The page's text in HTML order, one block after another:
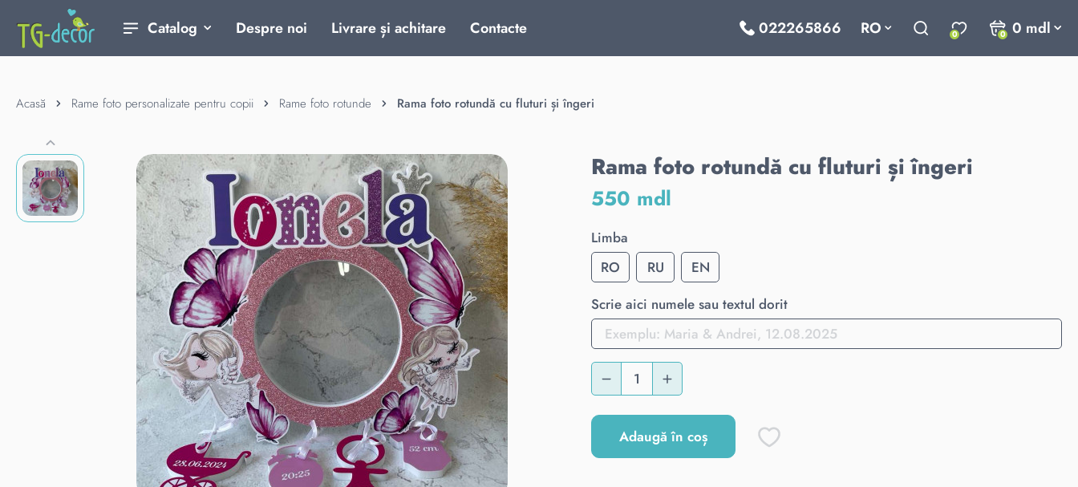
Catalog Despre noi Livrare și achitare Contacte 022265866 RO 0 0 0 mdl
Acasă Rame foto personalizate pentru copii Rame foto rotunde Rama foto rotundă cu fluturi și îngeri
Rama foto rotundă cu fluturi și îngeri
550 mdl
Limba
RO
RU
EN
Scrie aici numele sau textul dorit
Adaugă în coș